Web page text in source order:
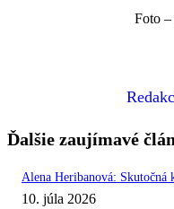
Foto
Ďalšie zaujímavé
Alena Heribanová: Skutočná
10. júla 2026